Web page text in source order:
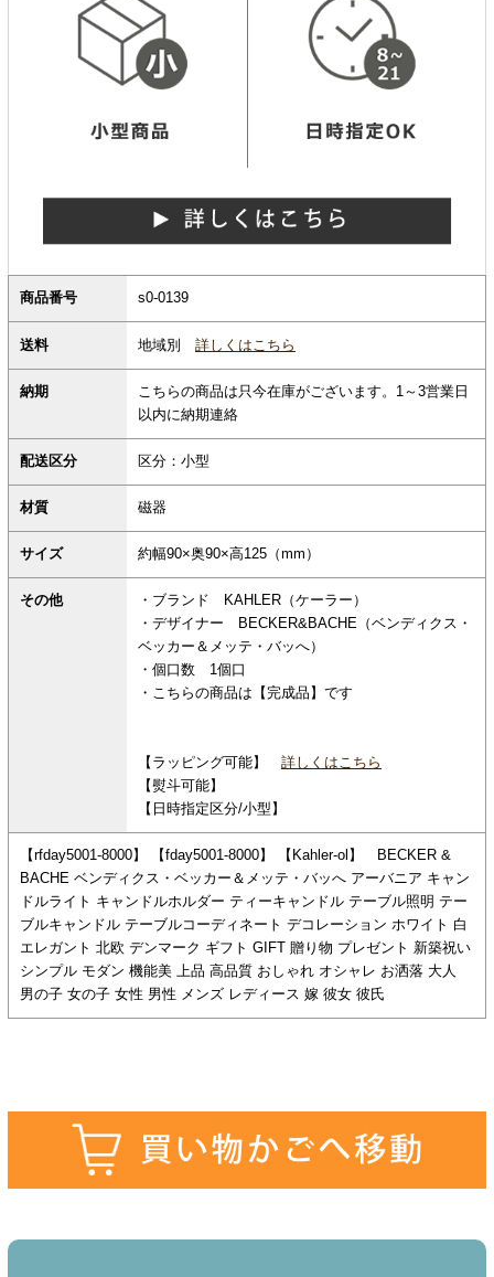
商品番号 s0-0139
送料 地域別 詳しくはこちら
納期
こちらの商品は只今在庫がございます。1～3営業日
以内に納期連絡
配送区分 区分：小型
材質 磁器
サイズ 約幅90×奥90×高125（mm）
その他
・ブランド KAHLER（ケーラー）
・デザイナー BECKER&BACHE（ベンディクス・
ベッカー＆メッテ・バッへ）
・個口数 1個口
・こちらの商品は【完成品】です
【ラッピング可能】 詳しくはこちら
【熨斗可能】
【日時指定区分/小型】
【rfday5001-8000】 【fday5001-8000】 【Kahler-ol】 BECKER &
BACHE ベンディクス・ベッカー＆メッテ・バッへ アーバニア キャン
ドルライト キャンドルホルダー ティーキャンドル テーブル照明 テー
ブルキャンドル テーブルコーディネート デコレーション ホワイト 白
エレガント 北欧 デンマーク ギフト GIFT 贈り物 プレゼント 新築祝い
シンプル モダン 機能美 上品 高品質 おしゃれ オシャレ お洒落 大人
男の子 女の子 女性 男性 メンズ レディース 嫁 彼女 彼氏